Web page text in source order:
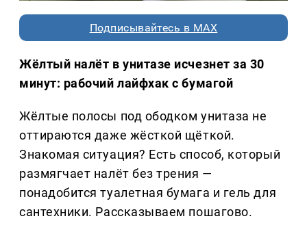
Подписывайтесь в MAX
Жёлтый налёт в унитазе исчезнет за 30
минут: рабочий лайфхак с бумагой
Жёлтые полосы под ободком унитаза не
оттираются даже жёсткой щёткой.
Знакомая ситуация? Есть способ, который
размягчает налёт без трения —
понадобится туалетная бумага и гель для
сантехники. Рассказываем пошагово.